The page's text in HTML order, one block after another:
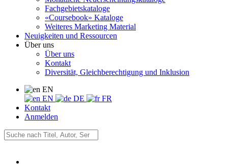
Fachgebietskataloge
«Coursebook» Kataloge
Weiteres Marketing Material
Neuigkeiten und Ressourcen
Über uns
Über uns
Kontakt
Diversität, Gleichberechtigung und Inklusion
EN
EN
DE
FR
Kontakt
Anmelden